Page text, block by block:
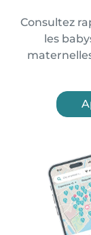
Consultez
les